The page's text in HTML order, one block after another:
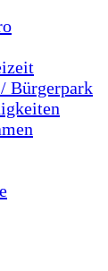
Bürgerpark